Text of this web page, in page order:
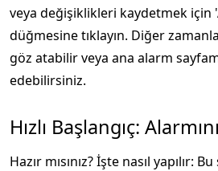
veya değişiklikleri kaydetmek için
düğmesine tıklayın. Diğer
göz atabilir veya ana alarm
edebilirsiniz.
Hızlı Başlangıç:
Hazır mısınız? İşte nasıl yapılır: